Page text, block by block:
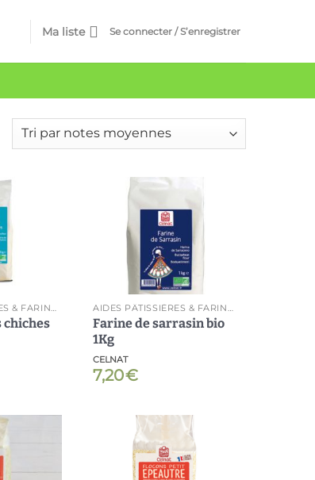
Ma liste Se connecter / S’enregistrer
chiches
Farine de sarrasin bio
1Kg
CELNAT
7,20€